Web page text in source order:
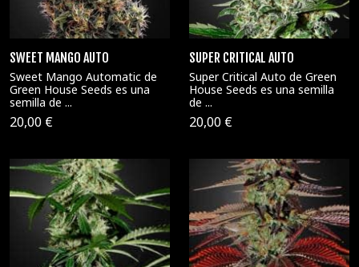
SWEET MANGO AUTO
Sweet Mango Automatic de
Green House Seeds es una
semilla de ...
20,00 €
SUPER CRITICAL AUTO
Super Critical Auto de Green
House Seeds es una semilla
de ...
20,00 €